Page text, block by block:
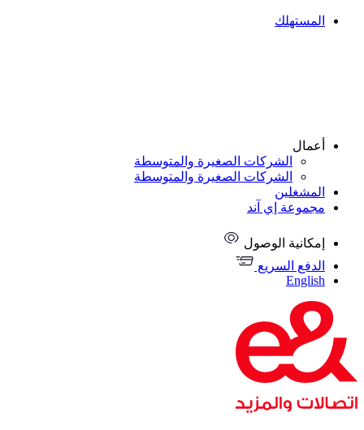
المستهلك
أعمال
الشركات الصغيرة والمتوسطة
الشركات الصغيرة والمتوسطة
المشغلين
مجموعة إي آند
إمكانية الوصول
الدفع السريع
English